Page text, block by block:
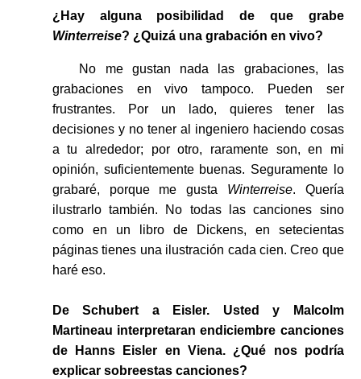
¿Hay alguna posibilidad de que grabe
Winterreise? ¿Quizá una grabación en vivo?
No me gustan nada las grabaciones, las
grabaciones en vivo tampoco. Pueden ser
frustrantes. Por un lado, quieres tener las
decisiones y no tener al ingeniero haciendo cosas
a tu alrededor; por otro, raramente son, en mi
opinión, suficientemente buenas. Seguramente lo
grabaré, porque me gusta Winterreise. Quería
ilustrarlo también. No todas las canciones sino
como en un libro de Dickens, en setecientas
páginas tienes una ilustración cada cien. Creo que
haré eso.
De Schubert a Eisler. Usted y Malcolm
Martineau interpretaran endiciembre canciones
de Hanns Eisler en Viena. ¿Qué nos podría
explicar sobreestas canciones?